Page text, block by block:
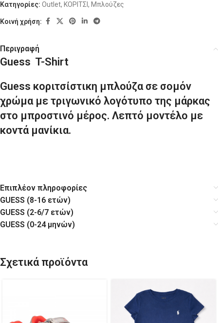
Κατηγορίες: Outlet, ΚΟΡΙΤΣΙ , Μπλούζες
Κοινή χρήση:
Περιγραφή
Guess T-Shirt
Guess κοριτσίστικη μπλούζα σε σομόν
χρώμα με τριγωνικό λογότυπο της μάρκας
στο μπροστινό μέρος. Λεπτό μοντέλο με
κοντά μανίκια.
Επιπλέον πληροφορίες
GUESS (8-16 ετών)
GUESS (2-6/7 ετών)
GUESS (0-24 μηνών)
Σχετικά προϊόντα